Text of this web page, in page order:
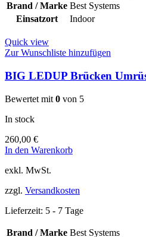
Brand / Marke Best Systems
Einsatzort
Indoor
Quick view
Zur Wunschliste hinzufügen
BIG LEDUP Brücken
Bewertet mit 0 von 5
In stock
260,00 €
In den Warenkorb
exkl. MwSt.
zzgl. Versandkosten
Lieferzeit: 5 - 7 Tage
Brand / Marke Best Systems